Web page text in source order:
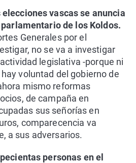
vascas se anuncia
de los Koldos.
Generales por el
no se va a investigar
legislativa -porque ni
voluntad del gobierno de
mismo reformas
de campaña en
sus señorías en
comparecencia va
a sus adversarios.
personas en el